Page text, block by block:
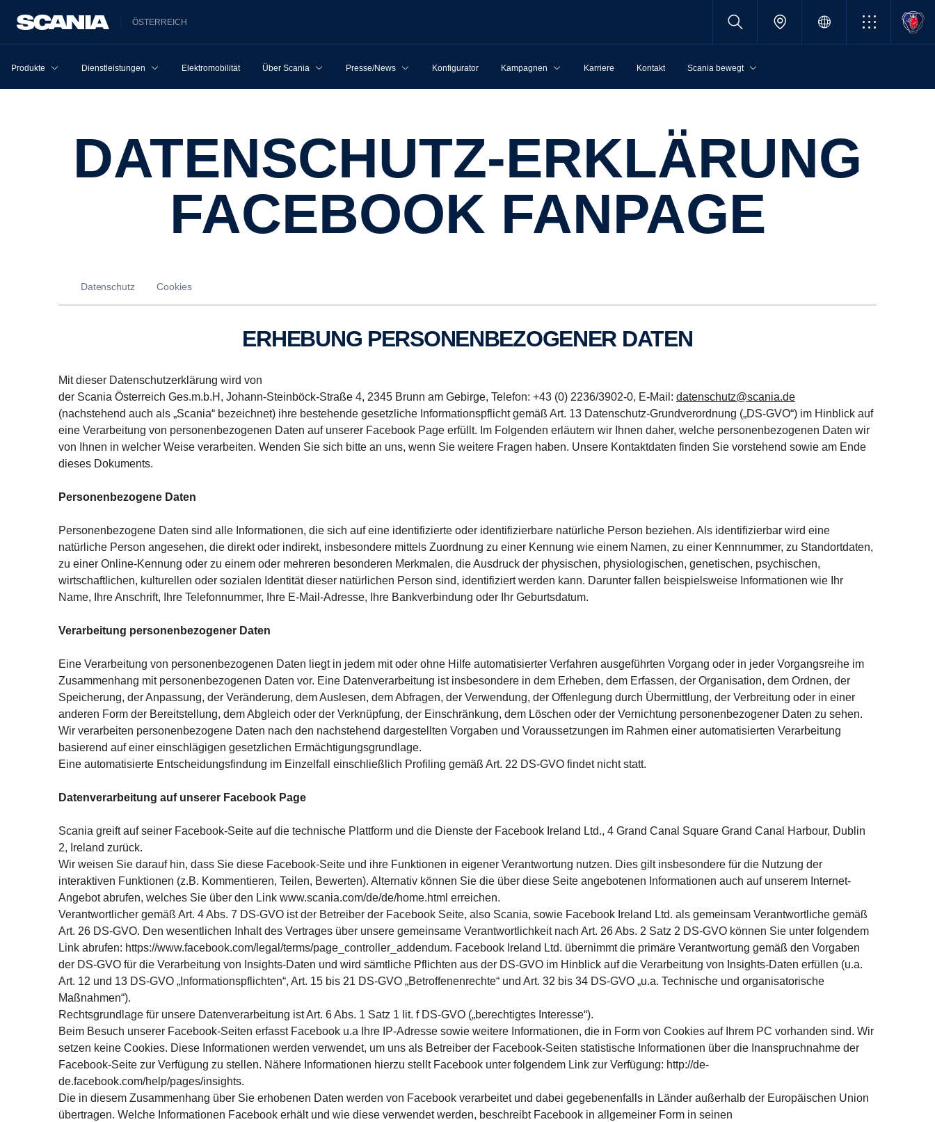
ÖSTERREICH
Produkte Dienstleistungen Elektromobilität Über Scania Presse/News Konfigurator Kampagnen Karriere Kontakt Scania bewegt
DATENSCHUTZ-ERKLÄRUNG
FACEBOOK FANPAGE
Datenschutz Cookies
ERHEBUNG PERSONEN­BEZOGENER DATEN
Mit dieser Datenschutzerklärung wird von
der Scania Österreich Ges.m.b.H, Johann-Steinböck-Straße 4, 2345 Brunn am Gebirge, Telefon: +43 (0) 2236/3902-0, E-Mail: datenschutz@scania.de
(nachstehend auch als „Scania“ bezeichnet) ihre bestehende gesetzliche Informationspflicht gemäß Art. 13 Datenschutz-Grundverordnung („DS-GVO“) im Hinblick auf
eine Verarbeitung von personenbezogenen Daten auf unserer Facebook Page erfüllt. Im Folgenden erläutern wir Ihnen daher, welche personenbezogenen Daten wir
von Ihnen in welcher Weise verarbeiten. Wenden Sie sich bitte an uns, wenn Sie weitere Fragen haben. Unsere Kontaktdaten finden Sie vorstehend sowie am Ende
dieses Dokuments.
Personenbezogene Daten
Personenbezogene Daten sind alle Informationen, die sich auf eine identifizierte oder identifizierbare natürliche Person beziehen. Als identifizierbar wird eine
natürliche Per­son angesehen, die direkt oder indirekt, insbesondere mittels Zuordnung zu einer Kennung wie einem Namen, zu einer Kennnummer, zu Standortdaten,
zu einer Online-Kennung oder zu einem oder mehreren besonderen Merkmalen, die Ausdruck der physischen, physiologischen, genetischen, psychischen,
wirtschaftlichen, kulturellen oder sozialen Identität dieser natürlichen Person sind, identifiziert werden kann. Darunter fallen beispielsweise Informationen wie Ihr
Name, Ihre Anschrift, Ihre Tele­fonnummer, Ihre E-Mail-Adresse, Ihre Bankverbindung oder Ihr Ge­burtsdatum.
Verarbeitung personenbezogener Daten
Eine Verarbeitung von personenbezogenen Daten liegt in jedem mit oder ohne Hilfe automatisierter Verfahren ausgeführten Vorgang oder in jeder Vorgangsreihe im
Zusammenhang mit personenbezogenen Daten vor. Eine Datenverar­beitung ist insbesondere in dem Erheben, dem Erfassen, der Organisation, dem Ord­nen, der
Speicherung, der Anpassung, der Veränderung, dem Auslesen, dem Abfra­gen, der Verwendung, der Offenlegung durch Übermittlung, der Verbreitung oder in einer
anderen Form der Bereitstellung, dem Abgleich oder der Verknüpfung, der Ein­schränkung, dem Löschen oder der Vernichtung personenbezogener Daten zu sehen.
Wir verarbeiten personenbezogene Daten nach den nachstehend dargestellten Vor­gaben und Voraussetzungen im Rahmen einer automatisierten Verarbeitung
basierend auf einer einschlägigen gesetzlichen Ermächtigungsgrundlage.
Eine automatisierte Entscheidungsfindung im Einzelfall einschließlich Profiling gemäß Art. 22 DS-GVO findet nicht statt.
Datenverarbeitung auf unserer Facebook Page
Scania greift auf seiner Facebook-Seite auf die technische Plattform und die Dienste der Facebook Ireland Ltd., 4 Grand Canal Square Grand Canal Harbour, Dublin
2, Ireland zurück.
Wir weisen Sie darauf hin, dass Sie diese Facebook-Seite und ihre Funktionen in eigener Verantwortung nutzen. Dies gilt insbesondere für die Nutzung der
interaktiven Funktionen (z.B. Kommentieren, Teilen, Bewerten). Alternativ können Sie die über diese Seite angebotenen Informationen auch auf unserem Internet-
Angebot abrufen, welches Sie über den Link www.scania.com/de/de/home.html erreichen.
Verantwortlicher gemäß Art. 4 Abs. 7 DS-GVO ist der Betreiber der Facebook Seite, also Scania, sowie Facebook Ireland Ltd. als gemeinsam Verantwortliche gemäß
Art. 26 DS-GVO. Den wesentlichen Inhalt des Vertrages über unsere gemeinsame Verantwortlichkeit nach Art. 26 Abs. 2 Satz 2 DS-GVO können Sie unter folgendem
Link abrufen: https://www.facebook.com/legal/terms/page_controller_addendum. Facebook Ireland Ltd. übernimmt die primäre Verantwortung gemäß den Vorgaben
der DS-GVO für die Verarbeitung von Insights-Daten und wird sämtliche Pflichten aus der DS-GVO im Hinblick auf die Verarbeitung von Insights-Daten erfüllen (u.a.
Art. 12 und 13 DS-GVO „Informationspflichten“, Art. 15 bis 21 DS-GVO „Betroffenenrechte“ und Art. 32 bis 34 DS-GVO „u.a. Technische und organisatorische
Maßnahmen“).
Rechtsgrundlage für unsere Datenverarbeitung ist Art. 6 Abs. 1 Satz 1 lit. f DS-GVO („berechtigtes Interesse“).
Beim Besuch unserer Facebook-Seiten erfasst Facebook u.a Ihre IP-Adresse sowie weitere Informationen, die in Form von Cookies auf Ihrem PC vorhanden sind. Wir
setzen keine Cookies. Diese Informationen werden verwendet, um uns als Betreiber der Facebook-Seiten statistische Informationen über die Inanspruchnahme der
Facebook-Seite zur Verfügung zu stellen. Nähere Informationen hierzu stellt Facebook unter folgendem Link zur Verfügung: http://de-
de.facebook.com/help/pages/insights.
Die in diesem Zusammenhang über Sie erhobenen Daten werden von Facebook verarbeitet und dabei gegebenenfalls in Länder außerhalb der Europäischen Union
übertragen. Welche Informationen Facebook erhält und wie diese verwendet werden, beschreibt Facebook in allgemeiner Form in seinen